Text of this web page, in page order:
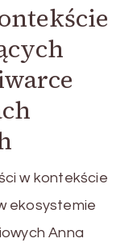
w kontekście
ekosystemie
Anna